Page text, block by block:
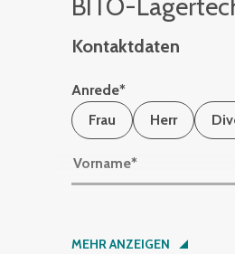
BITO-
Kontaktdaten
Anrede*
Frau
Herr
Vorname*
Nachname*
MEHR ANZEIGEN